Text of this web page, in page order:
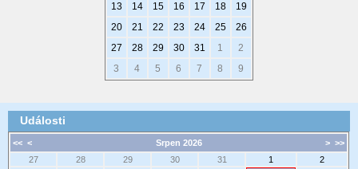
13
14 15 16 17 18
19
20
21 22 23 24 25
26
27
28 29 30 31 1
2
3
4 5 6 7 8 9
Události
<< < > >>
Srpen 2026
27
28 29 30 31 1
2